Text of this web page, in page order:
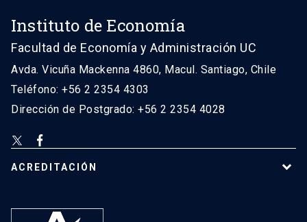
Instituto de Economía
Facultad de Economía y Administración UC
Avda. Vicuña Mackenna 4860, Macul. Santiago, Chile
Teléfono: +56 2 2354 4303
Dirección de Postgrado: +56 2 2354 4028
ACREDITACIÓN